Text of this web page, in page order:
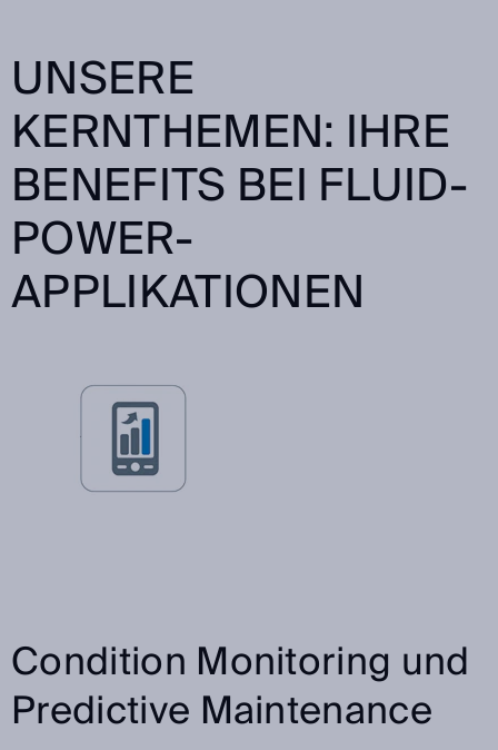
UNSERE
KERNTHEMEN: IHRE
BENEFITS BEI FLUID-
POWER-
APPLIKATIONEN
Condition Monitoring und
Predictive Maintenance